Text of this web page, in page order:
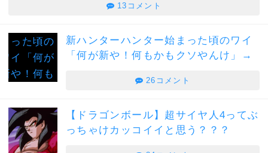
13コメント
新ハンターハンター始まった頃のワイ
「何が新や！何もかもクソやんけ」→
26コメント
【ドラゴンボール】超サイヤ人4ってぶ
っちゃけカッコイイと思う？？？